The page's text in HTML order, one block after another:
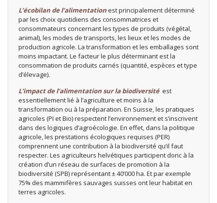
L’écobilan de l’alimentationest principalement déterminé
par les choix quotidiens des consommatrices et
consommateurs concernant les types de produits (végétal,
animal), les modes de transports, les lieux et les modes de
production agricole. La transformation et les emballages sont
moins impactant. Le facteur le plus déterminant est la
consommation de produits carnés (quantité, espèces et type
d’élevage).
L’impact de l’alimentation sur la biodiversité est
essentiellement lié à l’agriculture et moins à la
transformation ou à la préparation. En Suisse, les pratiques
agricoles (PI et Bio) respectent l’environnement et s’inscrivent
dans des logiques d’agroécologie. En effet, dans la politique
agricole, les prestations écologiques requises (PER)
comprennent une contribution à la biodiversité qu’il faut
respecter. Les agriculteurs helvétiques participent donc à la
création d’un réseau de surfaces de promotion à la
biodiversité (SPB) représentant ± 40’000 ha. Et par exemple
75% des mammifères sauvages suisses ont leur habitat en
terres agricoles.